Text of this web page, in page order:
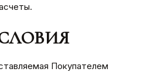
Покупателем